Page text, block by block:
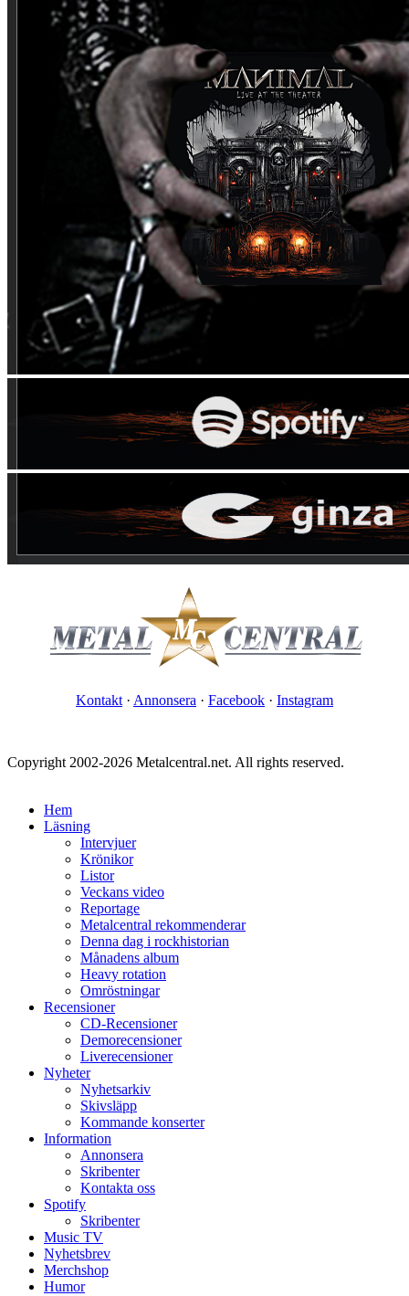
Kontakt · Annonsera · Facebook · Instagram
Copyright 2002-2026 Metalcentral.net. All rights reserved.
Hem
Läsning
Intervjuer
Krönikor
Listor
Veckans video
Reportage
Metalcentral rekommenderar
Denna dag i rockhistorian
Månadens album
Heavy rotation
Omröstningar
Recensioner
CD-Recensioner
Demorecensioner
Liverecensioner
Nyheter
Nyhetsarkiv
Skivsläpp
Kommande konserter
Information
Annonsera
Skribenter
Kontakta oss
Spotify
Skribenter
Music TV
Nyhetsbrev
Merchshop
Humor